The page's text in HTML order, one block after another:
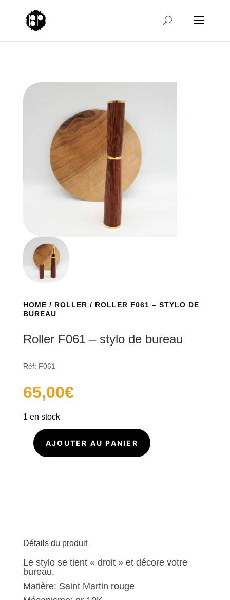
HOME / ROLLER / ROLLER F061 – STYLO DE
BUREAU
Roller F061 – stylo de bureau
Réf: F061
65,00€
1 en stock
quantitéAJOUTER AU PANIER
Détails du produit
Le stylo se tient « droit » et décore votre
bureau.
Matière: Saint Martin rouge